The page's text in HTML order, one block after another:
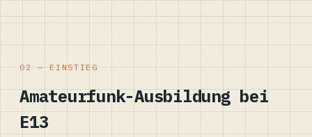
02 — EINSTIEG
Amateurfunk-Ausbildung bei
E13